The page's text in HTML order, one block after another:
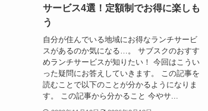
サービス4選！定額制でお得に楽しも
う
自分が住んでいる地域にお得なランチサービ
スがあるのか気になる…。 サブスクのおすす
めランチサービスが知りたい！ 今回はこうい
った疑問にお答えしていきます。 この記事を
読むことで以下のことが分かるようになりま
す。 この記事から分かること 今やサ...